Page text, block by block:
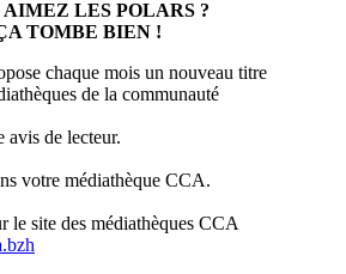
AIMEZ LES POLARS ?
TOMBE BIEN !
chaque mois un nouveau titre
de la communauté
avis de lecteur.
votre médiathèque CCA.
le site des médiathèques CCA